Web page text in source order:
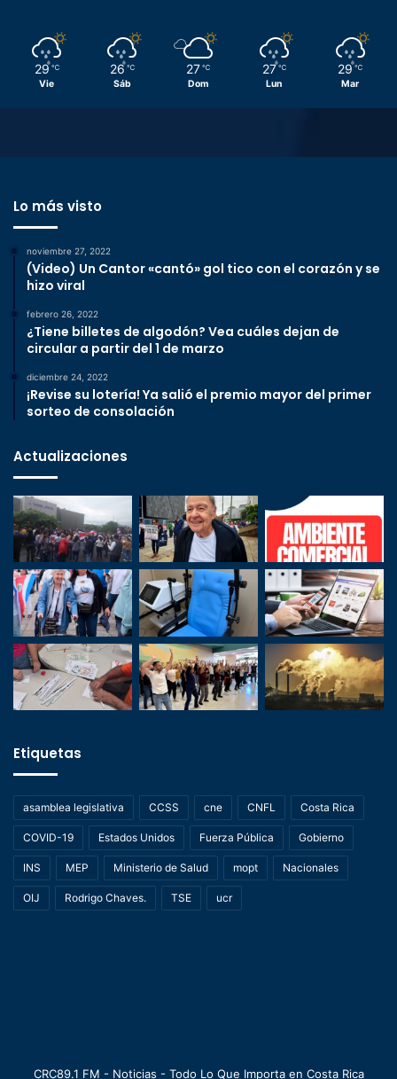
29 ℃
Vie
26 ℃
Sáb
27 ℃
Dom
27 ℃
Lun
29 ℃
Mar
Lo más visto
noviembre 27, 2022
(Video) Un Cantor «cantó» gol tico con el corazón y se
hizo viral
febrero 26, 2022
¿Tiene billetes de algodón? Vea cuáles dejan de
circular a partir del 1 de marzo
diciembre 24, 2022
¡Revise su lotería! Ya salió el premio mayor del primer
sorteo de consolación
Actualizaciones
Etiquetas
asamblea legislativa CCSS cne CNFL Costa Rica
COVID-19 Estados Unidos Fuerza Pública Gobierno
INS MEP Ministerio de Salud mopt Nacionales
OIJ Rodrigo Chaves. TSE ucr
CRC89.1 FM - Noticias - Todo Lo Que Importa en Costa Rica